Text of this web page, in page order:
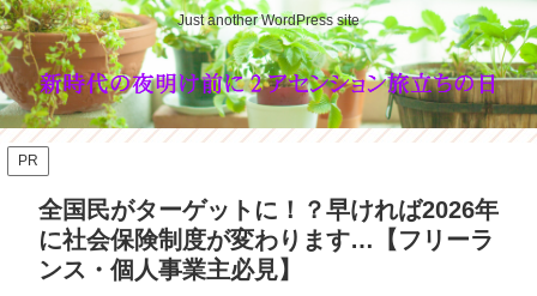
Just another WordPress site
PR
全国民がターゲットに！？早ければ2026年
に社会保険制度が変わります…【フリーラ
ンス・個人事業主必見】